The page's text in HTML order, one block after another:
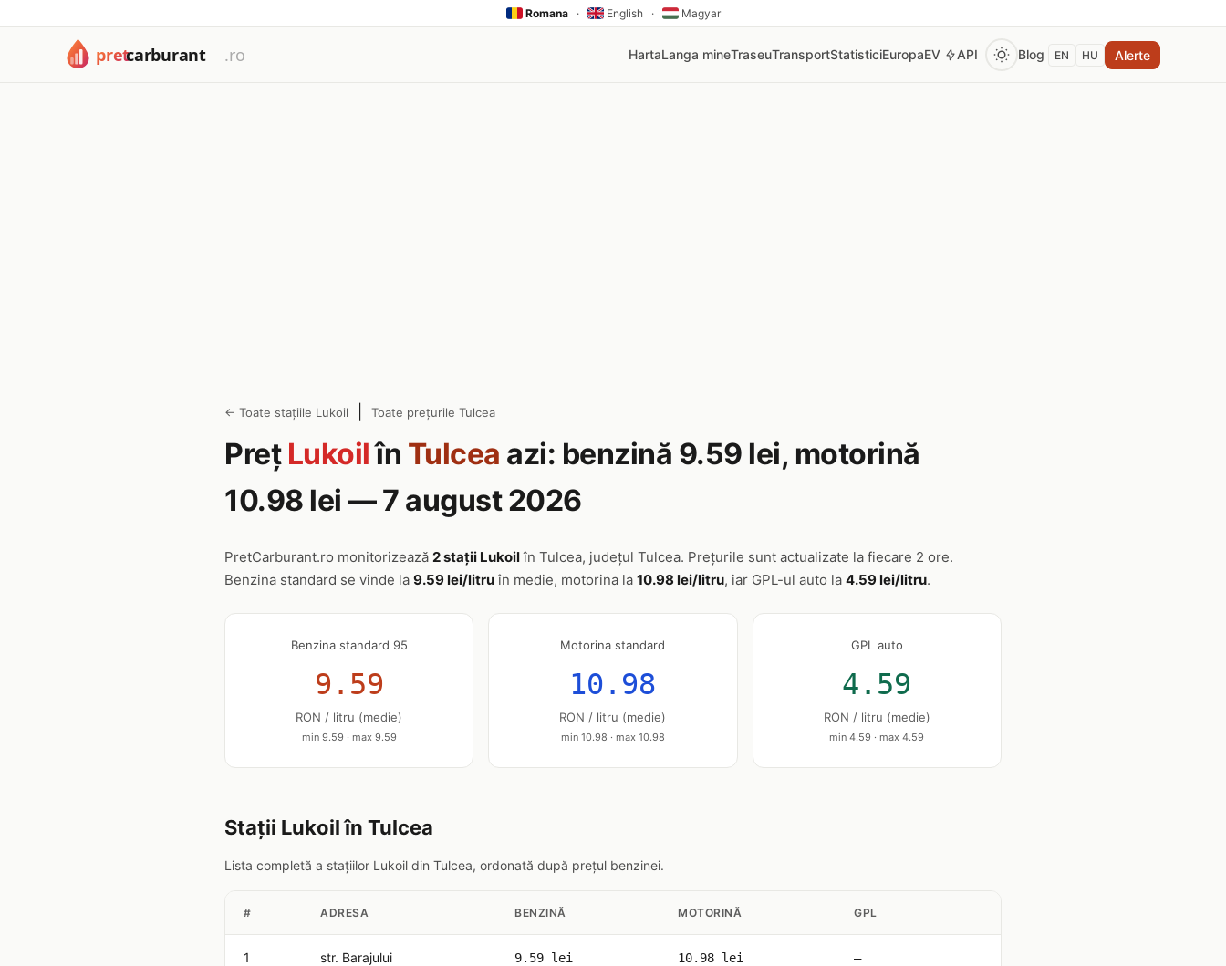
Romana · English · Magyar
HartaLanga mineTraseuTransportStatisticiEuropaEV API Blog EN HU Alerte
← Toate stațiile Lukoil Toate prețurile Tulcea
Preț Lukoilîn Tulcea azi: benzină 9.59 lei, motorină
10.98 lei — 7 august 2026
PretCarburant.ro monitorizează 2 stații Lukoilîn Tulcea, județul Tulcea. Prețurile sunt actualizate la fiecare 2 ore.
Benzina standard se vinde la 9.59 lei/litruîn medie, motorina la 10.98 lei/litru, iar GPL-ul auto la 4.59 lei/litru.
Benzina standard 95
9.59
RON / litru (medie)
min 9.59 · max 9.59
Motorina standard
10.98
RON / litru (medie)
min 10.98 · max 10.98
GPL auto
4.59
RON / litru (medie)
min 4.59 · max 4.59
Stații Lukoil în Tulcea
Lista completă a stațiilor Lukoil din Tulcea, ordonată după prețul benzinei.
# ADRESA BENZINĂ MOTORINĂ GPL
1 str. Barajului 9.59 lei 10.98 lei —